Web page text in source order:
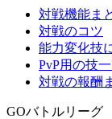
対戦機能ま
対戦のコツ
能力変化技
PvP用の技
対戦の報酬
GOバトルリーグ